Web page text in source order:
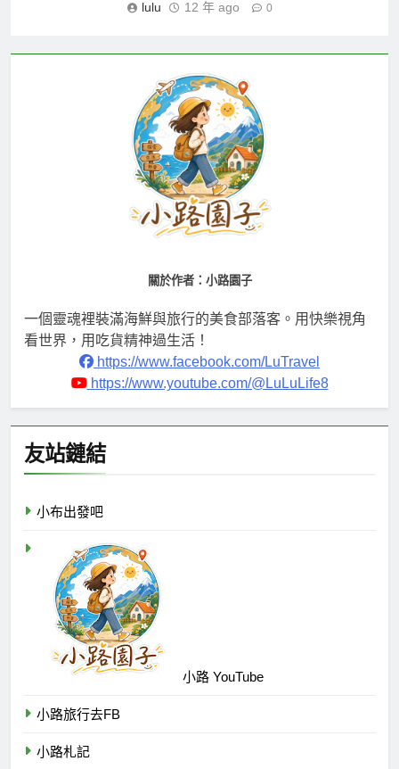
lulu 12 年 ago 0
關於作者：小路園子
一個靈魂裡裝滿海鮮與旅行的美食部落客。用快樂視角
看世界，用吃貨精神過生活！
https://www.facebook.com/LuTravel
https://www.youtube.com/@LuLuLife8
友站鏈結
小布出發吧
小路 YouTube
小路旅行去FB
小路札記